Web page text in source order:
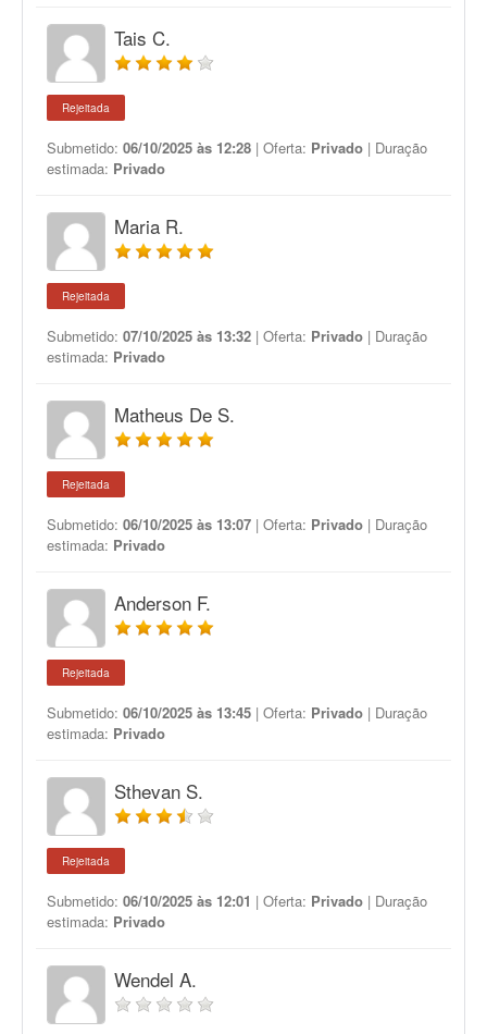
Tais C.
Rejeitada
Submetido: 06/10/2025 às 12:28 | Oferta: Privado | Duração
estimada: Privado
Maria R.
Rejeitada
Submetido: 07/10/2025 às 13:32 | Oferta: Privado | Duração
estimada: Privado
Matheus De S.
Rejeitada
Submetido: 06/10/2025 às 13:07 | Oferta: Privado | Duração
estimada: Privado
Anderson F.
Rejeitada
Submetido: 06/10/2025 às 13:45 | Oferta: Privado | Duração
estimada: Privado
Sthevan S.
Rejeitada
Submetido: 06/10/2025 às 12:01 | Oferta: Privado | Duração
estimada: Privado
Wendel A.